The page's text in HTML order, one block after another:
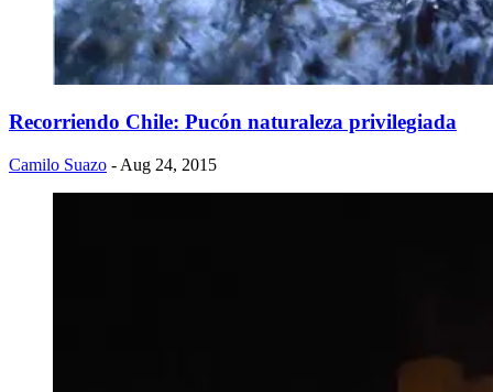
Recorriendo Chile: Pucón naturaleza privilegiada
Camilo Suazo - Aug 24, 2015